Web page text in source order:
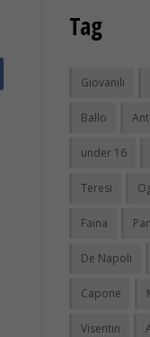
Tag
Giovanili
Ballo
under 16
Teresi
Faina
De Napoli
Capone
Visentin